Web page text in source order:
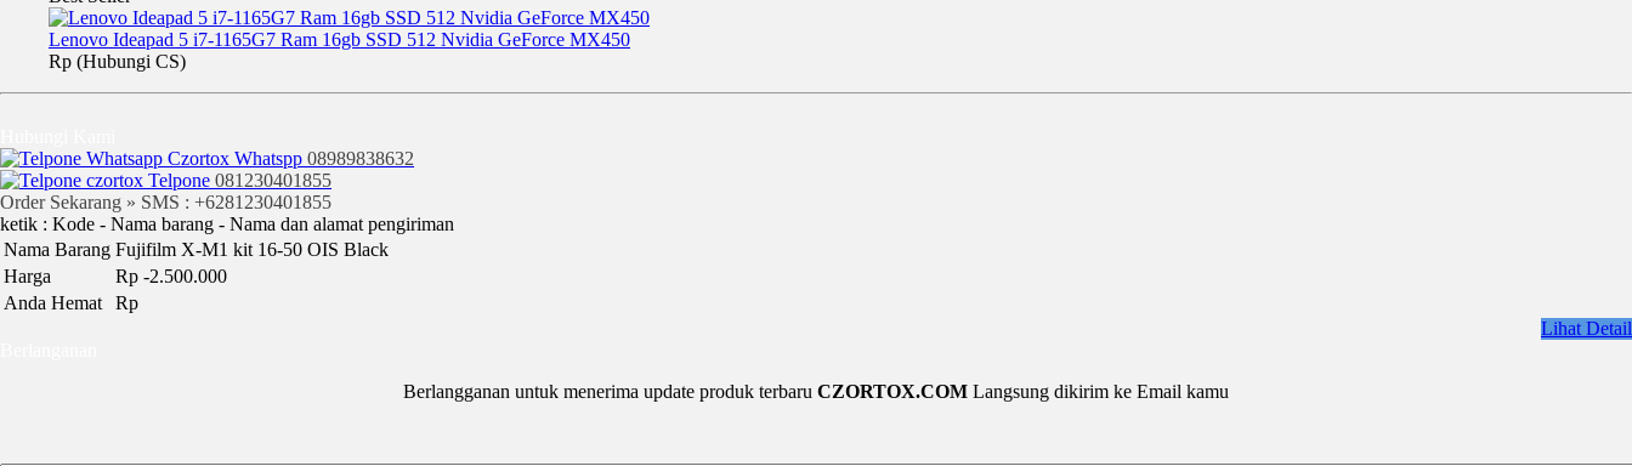
Lenovo Ideapad 5 i7-1165G7 Ram 16gb SSD 512 Nvidia GeForce MX450
Rp (Hubungi CS)
Whatspp 08989838632
Telpone 081230401855
Order Sekarang » SMS : +6281230401855
ketik : Kode - Nama barang - Nama dan alamat pengiriman
Nama Barang Fujifilm X-M1 kit 16-50 OIS Black
Harga
Rp -2.500.000
Anda Hemat
Rp
Lihat Detail
Berlangganan untuk menerima update produk terbaru CZORTOX.COM Langsung dikirim ke Email kamu